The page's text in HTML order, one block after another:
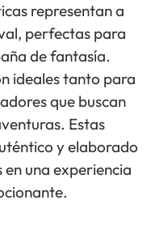
representan a
perfectas para
de fantasía.
ideales tanto para
que buscan
Estas
y elaborado
una experiencia